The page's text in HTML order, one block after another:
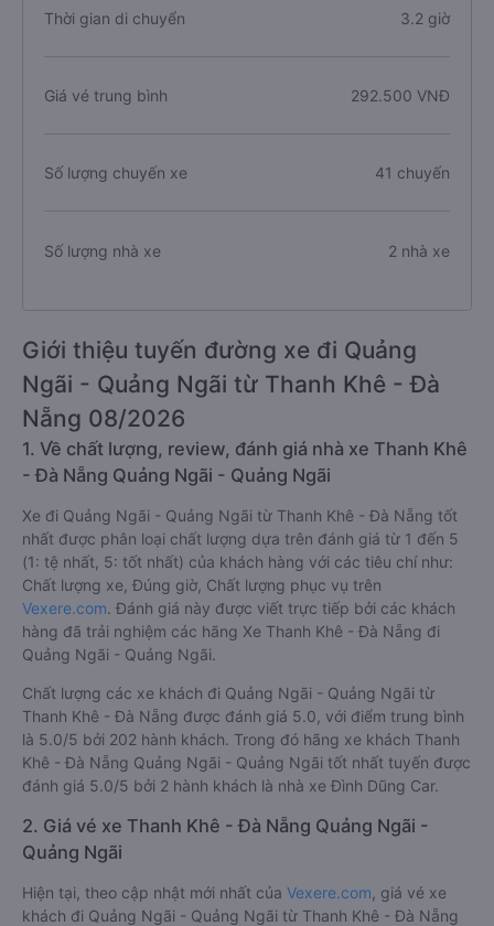
Thời gian di chuyển 3.2 giờ
Giá vé trung bình 292.500 VNĐ
Số lượng chuyến xe 41 chuyến
Số lượng nhà xe 2 nhà xe
Giới thiệu tuyến đường xe đi Quảng
Ngãi - Quảng Ngãi từ Thanh Khê - Đà
Nẵng 08/2026
1. Về chất lượng, review, đánh giá nhà xe Thanh Khê
- Đà Nẵng Quảng Ngãi - Quảng Ngãi
Xe đi Quảng Ngãi - Quảng Ngãi từ Thanh Khê - Đà Nẵng tốt
nhất được phân loại chất lượng dựa trên đánh giá từ 1 đến 5
(1: tệ nhất, 5: tốt nhất) của khách hàng với các tiêu chí như:
Chất lượng xe, Đúng giờ, Chất lượng phục vụ trên
Vexere.com. Đánh giá này được viết trực tiếp bởi các khách
hàng đã trải nghiệm các hãng Xe Thanh Khê - Đà Nẵng đi
Quảng Ngãi - Quảng Ngãi.
Chất lượng các xe khách đi Quảng Ngãi - Quảng Ngãi từ
Thanh Khê - Đà Nẵng được đánh giá 5.0, với điểm trung bình
là 5.0/5 bởi 202 hành khách. Trong đó hãng xe khách Thanh
Khê - Đà Nẵng Quảng Ngãi - Quảng Ngãi tốt nhất tuyến được
đánh giá 5.0/5 bởi 2 hành khách là nhà xe Đình Dũng Car.
2. Giá vé xe Thanh Khê - Đà Nẵng Quảng Ngãi -
Quảng Ngãi
Hiện tại, theo cập nhật mới nhất của Vexere.com , giá vé xe
khách đi Quảng Ngãi - Quảng Ngãi từ Thanh Khê - Đà Nẵng